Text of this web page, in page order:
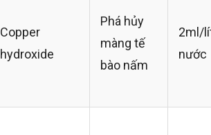
Copper
hydroxide
Phá hủy
màng tế
bào nấm
2ml/
nước